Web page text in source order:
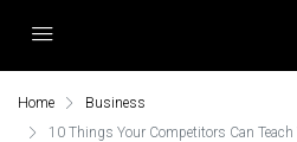
Home
Business
10 Things Your Competitors Can